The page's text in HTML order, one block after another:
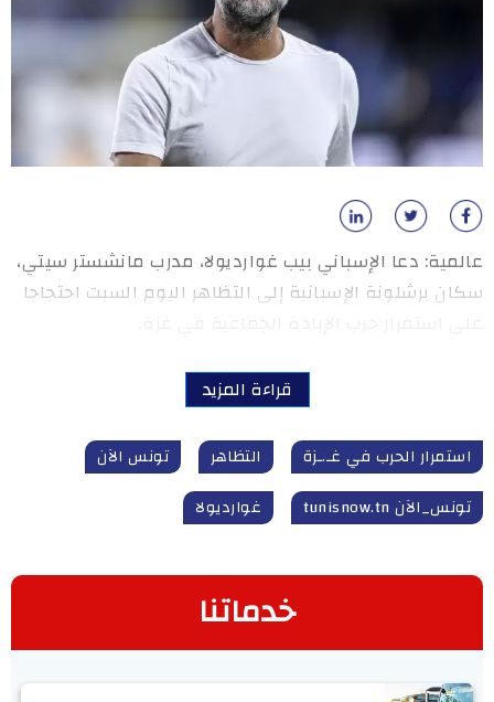
عالمية: دعا الإسباني بيب غوارديولا، مدرب مانشستر سيتي،
سكان برشلونة الإسبانية إلى التظاهر اليوم السبت احتجاجا
قراءة المزيد
استمرار الحرب في غـ.ـزة التظاهر
تونس الآن
تونس_الآن tunisnow.tn
غوارديولا
خدماتنا